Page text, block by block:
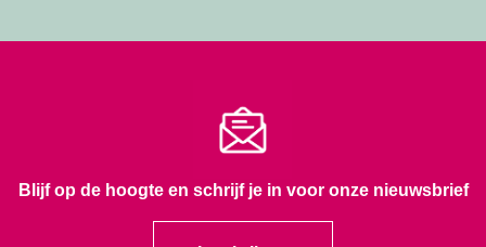
Blijf op de hoogte en schrijf je in voor onze nieuwsbrief